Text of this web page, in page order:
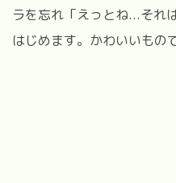
ラを忘れ「えっとね...それ
はじめます。かわいいもの